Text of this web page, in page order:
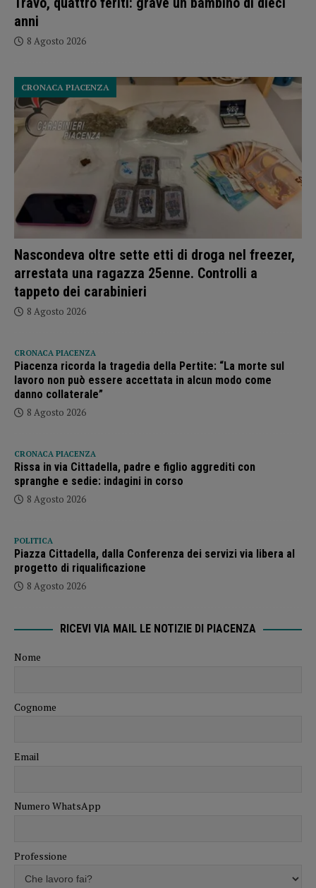
anni
8 Agosto 2026
Nascondeva oltre sette etti di droga nel freezer,
arrestata una ragazza 25enne. Controlli a
tappeto dei carabinieri
CRONACA PIACENZA
8 Agosto 2026
CRONACA PIACENZA
Piacenza ricorda la tragedia della Pertite: “La morte sul
lavoro non può essere accettata in alcun modo come
danno collaterale”
8 Agosto 2026
CRONACA PIACENZA
Rissa in via Cittadella, padre e figlio aggrediti con
spranghe e sedie: indagini in corso
8 Agosto 2026
POLITICA
Piazza Cittadella, dalla Conferenza dei servizi via libera al
progetto di riqualificazione
8 Agosto 2026
RICEVI VIA MAIL LE NOTIZIE DI PIACENZA
Nome
Cognome
Email
Numero WhatsApp
Professione